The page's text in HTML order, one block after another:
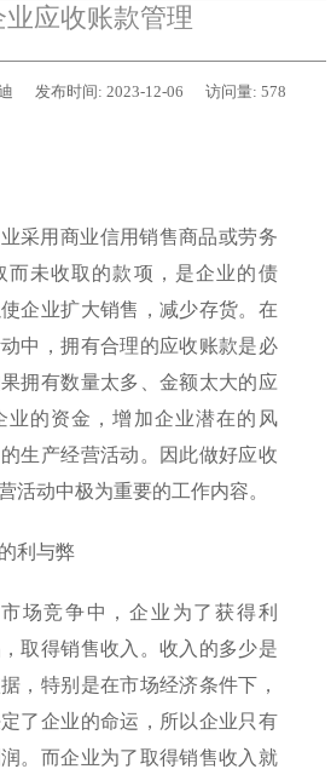
应收账款管理
发布时间: 2023-12-06 访问量: 578
采用商业信用销售商品或劳务
而未收取的款项，是企业的债
企业扩大销售，减少存货。在
中，拥有合理的应收账款是必
拥有数量太多、金额太大的应
业的资金，增加企业潜在的风
生产经营活动。因此做好应收
活动中极为重要的工作内容。
利与弊
场竞争中，企业为了获得利
取得销售收入。收入的多少是
，特别是在市场经济条件下，
了企业的命运，所以企业只有
。而企业为了取得销售收入就